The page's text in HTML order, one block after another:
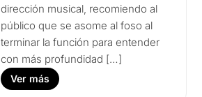
dirección musical, recomiendo al
público que se asome al foso al
terminar la función para entender
con más profundidad […]
Ver más